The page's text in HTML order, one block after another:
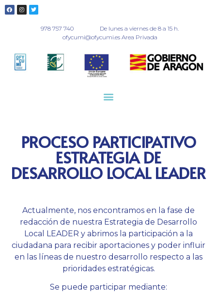
978 757 740
De lunes a viernes de 8 a 15 h.
ofycumi@ofycumi.es Area Privada
PROCESO PARTICIPATIVO
ESTRATEGIA DE
DESARROLLO LOCAL LEADER
Actualmente, nos encontramos en la fase de
redacción de nuestra Estrategia de Desarrollo
Local LEADER y abrimos la participación a la
ciudadana para recibir aportaciones y poder influir
en las líneas de nuestro desarrollo respecto a las
prioridades estratégicas.
Se puede participar mediante: